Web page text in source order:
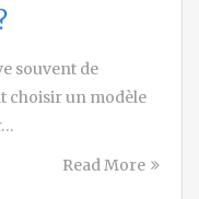
souvent de
choisir un modèle
Read More